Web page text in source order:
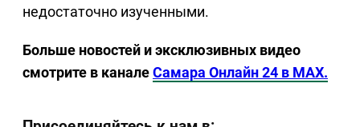
недостаточно изученными.
Больше новостей и эксклюзивных видео
смотрите в каналеСамара Онлайн 24 в MAX.